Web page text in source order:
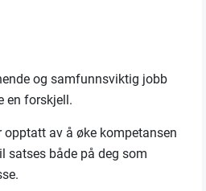
og samfunnsviktig jobb
en forskjell.
opptatt av å øke kompetansen
satses både på deg som